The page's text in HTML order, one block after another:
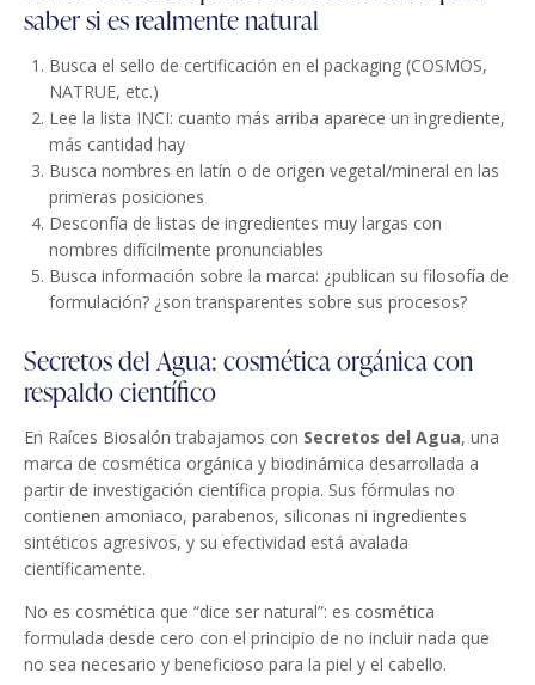
saber si es realmente natural
Busca el sello de certificación en el packaging (COSMOS,
NATRUE, etc.)
Lee la lista INCI: cuanto más arriba aparece un ingrediente,
más cantidad hay
Busca nombres en latín o de origen vegetal/mineral en las
primeras posiciones
Desconfía de listas de ingredientes muy largas con
nombres difícilmente pronunciables
Busca información sobre la marca: ¿publican su filosofía de
formulación? ¿son transparentes sobre sus procesos?
Secretos del Agua: cosmética orgánica con
respaldo científico
En Raíces Biosalón trabajamos con Secretos del Agua, una
marca de cosmética orgánica y biodinámica desarrollada a
partir de investigación científica propia. Sus fórmulas no
contienen amoniaco, parabenos, siliconas ni ingredientes
sintéticos agresivos, y su efectividad está avalada
científicamente.
No es cosmética que “dice ser natural”: es cosmética
formulada desde cero con el principio de no incluir nada que
no sea necesario y beneficioso para la piel y el cabello.